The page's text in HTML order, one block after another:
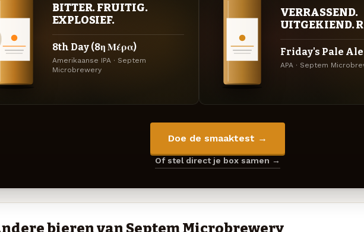
BITTER. FRUITIG.
EXPLOSIEF.
8th Day (8η Μέρα)
Amerikaanse IPA · Septem
Microbrewery
VERRASSEND.
UITGEKIEND.
Friday's Pale Ale
APA · Septem
Doe de smaaktest →
Of stel direct je box samen →
bieren van Septem Microbrewery